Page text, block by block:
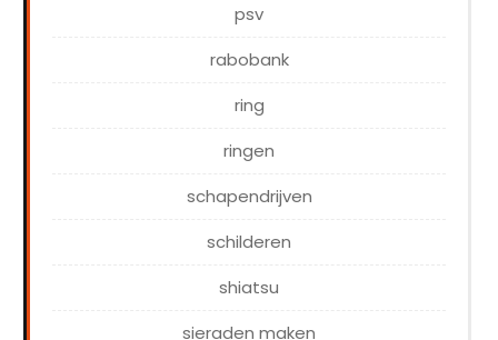
psv
rabobank
ring
ringen
schapendrijven
schilderen
shiatsu
sieraden maken